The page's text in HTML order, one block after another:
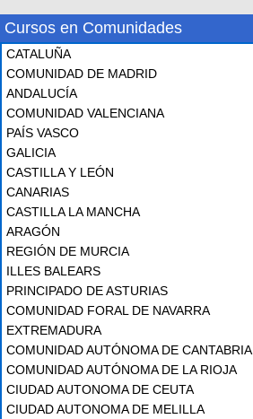
Cursos en Comunidades
CATALUÑA
COMUNIDAD DE MADRID
ANDALUCÍA
COMUNIDAD VALENCIANA
PAÍS VASCO
GALICIA
CASTILLA Y LEÓN
CANARIAS
CASTILLA LA MANCHA
ARAGÓN
REGIÓN DE MURCIA
ILLES BALEARS
PRINCIPADO DE ASTURIAS
COMUNIDAD FORAL DE NAVARRA
EXTREMADURA
COMUNIDAD AUTÓNOMA DE CANTABRIA
COMUNIDAD AUTÓNOMA DE LA RIOJA
CIUDAD AUTONOMA DE CEUTA
CIUDAD AUTONOMA DE MELILLA